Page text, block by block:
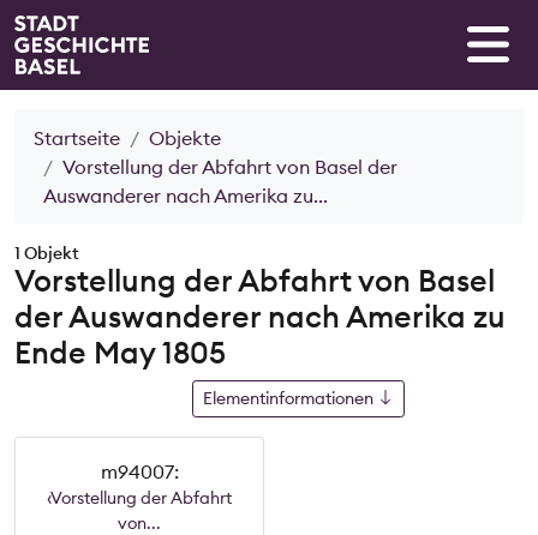
Startseite
Objekte
Vorstellung der Abfahrt von Basel der
Auswanderer nach Amerika zu...
1 Objekt
Vorstellung der Abfahrt von Basel
der Auswanderer nach Amerika zu
Ende May 1805
Elementinformationen
m94007:
‹Vorstellung der Abfahrt
von...